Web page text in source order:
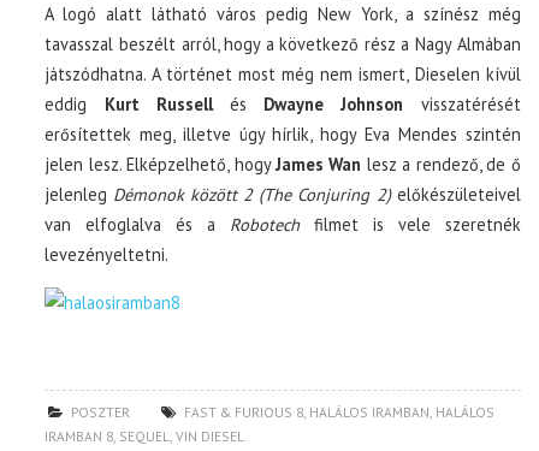
A logó alatt látható város pedig New York, a színész még
tavasszal beszélt arról, hogy a következő rész a Nagy Almában
játszódhatna. A történet most még nem ismert, Dieselen kívül
eddig Kurt Russellés Dwayne Johnson visszatérését
erősítettek meg, illetve úgy hírlik, hogy Eva Mendes szintén
jelen lesz. Elképzelhető, hogyJames Wan lesz a rendező, de ő
jelenleg Démonok között 2 (The Conjuring 2)előkészületeivel
van elfoglalva és a Robotechfilmet is vele szeretnék
levezényeltetni.
POSZTER FAST & FURIOUS 8 HALÁLOS IRAMBAN HALÁLOS
IRAMBAN 8 SEQUEL ,VIN DIESEL